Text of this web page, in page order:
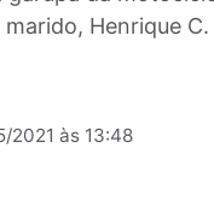
Porto Velho.
garupa da